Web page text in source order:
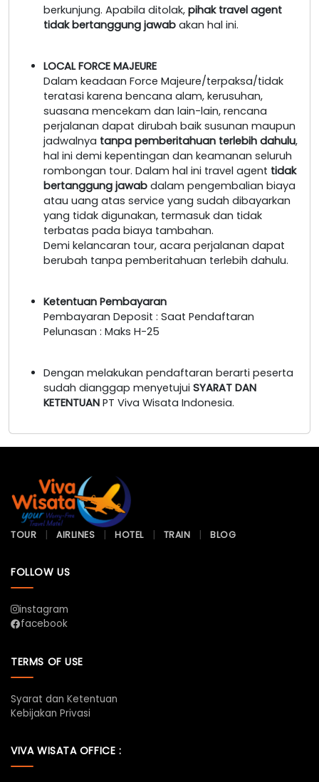
berkunjung. Apabila ditolak, pihak travel agent
tidak bertanggung jawab akan hal ini.
LOCAL FORCE MAJEURE
Dalam keadaan Force Majeure/terpaksa/tidak
teratasi karena bencana alam, kerusuhan,
suasana mencekam dan lain-lain, rencana
perjalanan dapat dirubah baik susunan maupun
jadwalnya tanpa pemberitahuan terlebih dahulu,
hal ini demi kepentingan dan keamanan seluruh
rombongan tour. Dalam hal ini travel agent tidak
bertanggung jawab dalam pengembalian biaya
atau uang atas service yang sudah dibayarkan
yang tidak digunakan, termasuk dan tidak
terbatas pada biaya tambahan.
Demi kelancaran tour, acara perjalanan dapat
berubah tanpa pemberitahuan terlebih dahulu.
Ketentuan Pembayaran
Pembayaran Deposit : Saat Pendaftaran
Pelunasan : Maks H-25
Dengan melakukan pendaftaran berarti peserta
sudah dianggap menyetujui SYARAT DAN
KETENTUAN PT Viva Wisata Indonesia.
TOUR AIRLINES HOTEL TRAIN BLOG
FOLLOW US
instagram
facebook
TERMS OF USE
Syarat dan Ketentuan
Kebijakan Privasi
VIVA WISATA OFFICE :